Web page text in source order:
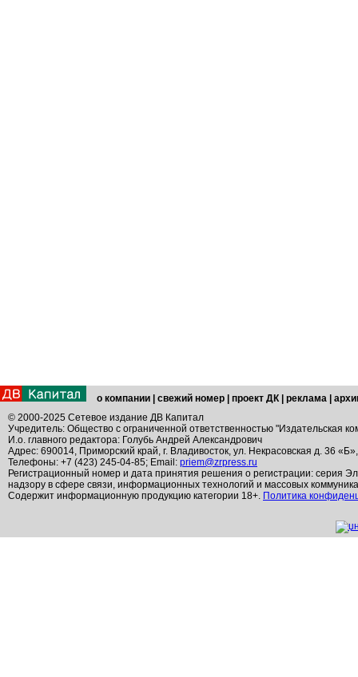
о компании свежий номер проект ДК реклама
© 2000-2025 Сетевое издание ДВ Капитал
Учредитель: Общество с ограниченной ответственностью "Издательская
И.о. главного редактора: Голубь Андрей Александрович
Адрес: 690014, Приморский край, г. Владивосток, ул. Некрасовская д. 36
Телефоны: +7 (423) 245-04-85; Email: priem@zrpress.ru
Регистрационный номер и дата принятия решения о регистрации: серия
надзору в сфере связи, информационных технологий и массовых
Содержит информационную продукцию категории 18+. Политика